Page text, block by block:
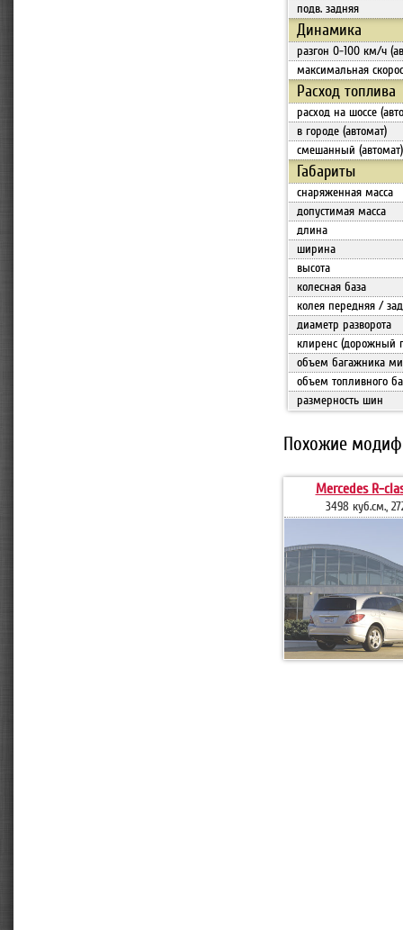
подв. задняя
Динамика
разгон 0-100 км/ч
максимальная
Расход топлива
расход на шоссе
в городе (автомат)
смешанный (автомат)
Габариты
снаряженная масса
допустимая масса
длина
ширина
высота
колесная база
колея передняя /
диаметр разворота
клиренс (дорожный
объем багажника
объем топливного
размерность шин
Похожие
Mercedes R-
3498 куб.см.,